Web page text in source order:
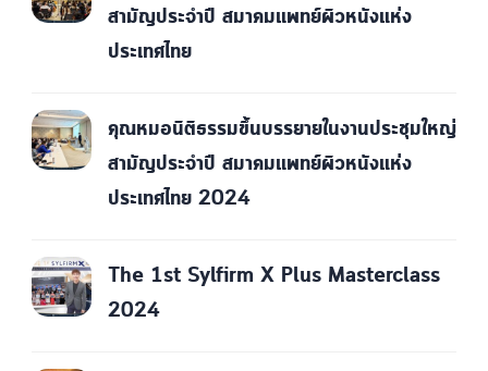
สามัญประจำปี สมาคมแพทย์ผิวหนังแห่ง
ประเทศไทย
คุณหมอนิติธรรมขึ้นบรรยายในงานประชุมใหญ่
สามัญประจำปี สมาคมแพทย์ผิวหนังแห่ง
ประเทศไทย 2024
The 1st Sylfirm X Plus Masterclass
2024